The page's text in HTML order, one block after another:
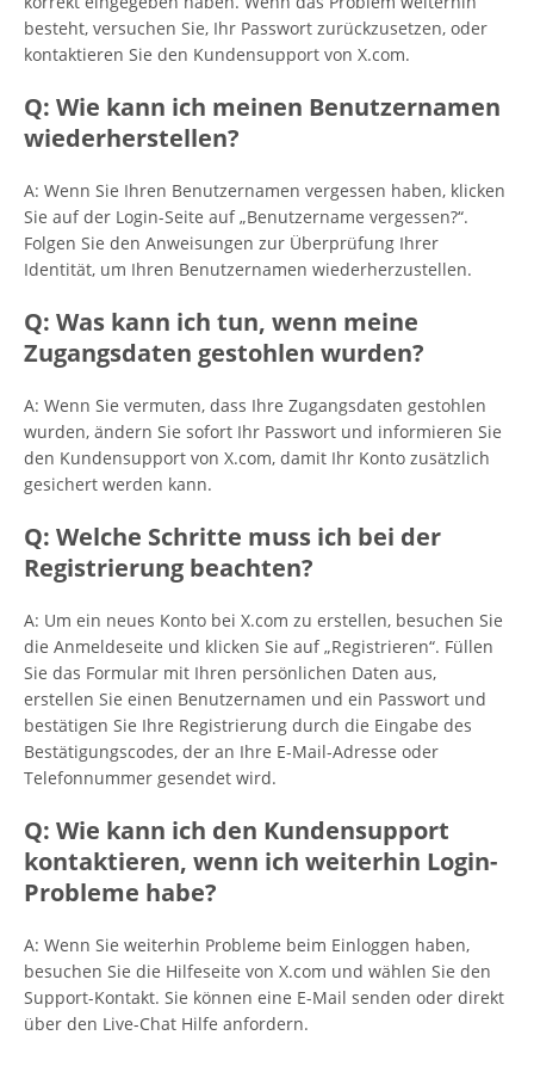
besteht, versuchen Sie, Ihr Passwort zurückzusetzen, oder
kontaktieren Sie den Kundensupport von X.com.
Q: Wie kann ich meinen Benutzernamen
wiederherstellen?
A: Wenn Sie Ihren Benutzernamen vergessen haben, klicken
Sie auf der Login-Seite auf „Benutzername vergessen?“.
Folgen Sie den Anweisungen zur Überprüfung Ihrer
Identität, um Ihren Benutzernamen wiederherzustellen.
Q: Was kann ich tun, wenn meine
Zugangsdaten gestohlen wurden?
A: Wenn Sie vermuten, dass Ihre Zugangsdaten gestohlen
wurden, ändern Sie sofort Ihr Passwort und informieren Sie
den Kundensupport von X.com, damit Ihr Konto zusätzlich
gesichert werden kann.
Q: Welche Schritte muss ich bei der
Registrierung beachten?
A: Um ein neues Konto bei X.com zu erstellen, besuchen Sie
die Anmeldeseite und klicken Sie auf „Registrieren“. Füllen
Sie das Formular mit Ihren persönlichen Daten aus,
erstellen Sie einen Benutzernamen und ein Passwort und
bestätigen Sie Ihre Registrierung durch die Eingabe des
Bestätigungscodes, der an Ihre E-Mail-Adresse oder
Telefonnummer gesendet wird.
Q: Wie kann ich den Kundensupport
kontaktieren, wenn ich weiterhin Login-
Probleme habe?
A: Wenn Sie weiterhin Probleme beim Einloggen haben,
besuchen Sie die Hilfeseite von X.com und wählen Sie den
Support-Kontakt. Sie können eine E-Mail senden oder direkt
über den Live-Chat Hilfe anfordern.